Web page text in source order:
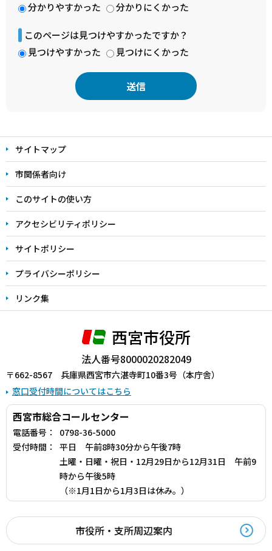
分かりやすかった
分かりにくかった
このページは見つけやすかったですか？
見つけやすかった
見つけにくかった
文
こ
こ
ま
サイトマップ
市関係者向け
このサイトの使い方
アクセシビリティポリシー
サイトポリシー
プライバシーポリシー
リンク集
西宮市役所
法人番号8000020282049
〒662-8567 兵庫県西宮市六湛寺町10番3号（本庁舎）
窓口受付時間についてはこちら
西宮市総合コールセンター
電話番号：
0798-36-5000
受付時間：
平日 午前8時30分から午後7時
土曜・日曜・祝日・12月29日から12月31日 午前9
時から午後5時
（※1月1日から1月3日は休み。）
市役所・支所周辺案内